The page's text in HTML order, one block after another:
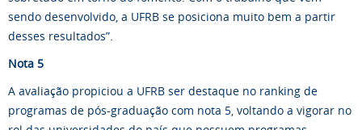
sendo desenvolvido, a UFRB se posiciona muito bem a partir
desses resultados”.
Nota 5
A avaliação propiciou a UFRB ser destaque no ranking de
programas de pós-graduação com nota 5, voltando a vigorar no